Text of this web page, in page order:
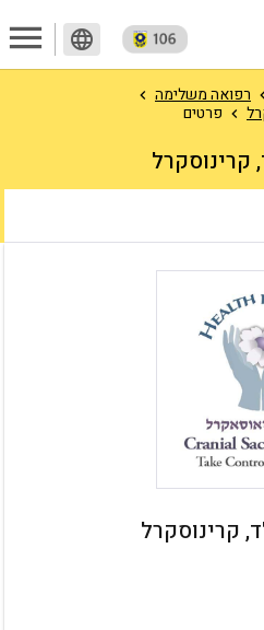
language
menu
רפואה משלימה
פרטים
קרינוסקרל
קרינוסקרל